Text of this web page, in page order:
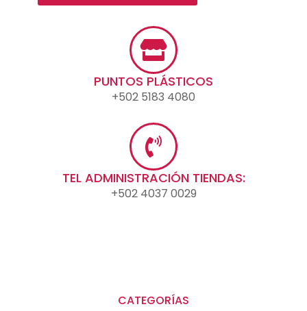
PUNTOS PLÁSTICOS
+502 5183 4080
TEL ADMINISTRACIÓN TIENDAS:
+502 4037 0029
CATEGORÍAS